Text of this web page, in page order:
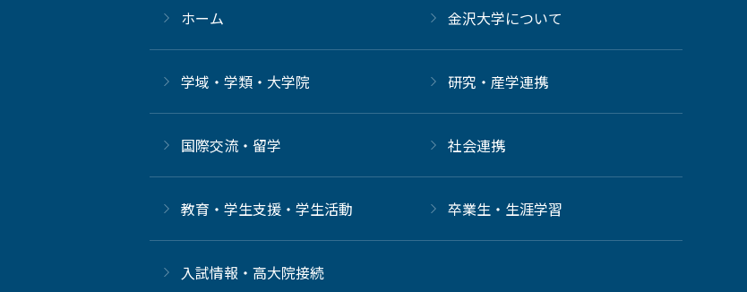
ホーム 金沢大学について
学域・学類・大学院 研究・産学連携
国際交流・留学 社会連携
教育・学生支援・学生活動 卒業生・生涯学習
⼊試情報・高大院接続